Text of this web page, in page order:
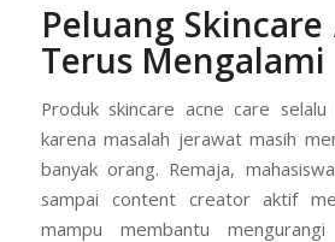
Peluang Skincare
Terus Mengalami
Produk skincare acne care
karena masalah jerawat masih
banyak orang. Remaja,
sampai content creator aktif
mampu membantu